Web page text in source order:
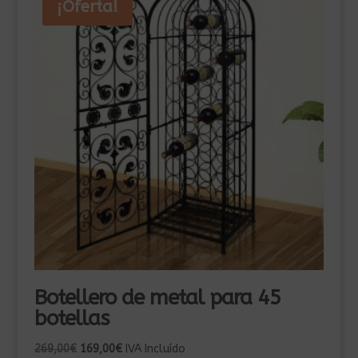
página
¡Oferta!
Botellero de metal para 45
botellas
269,00€ El
169,00€ElIVA Incluído